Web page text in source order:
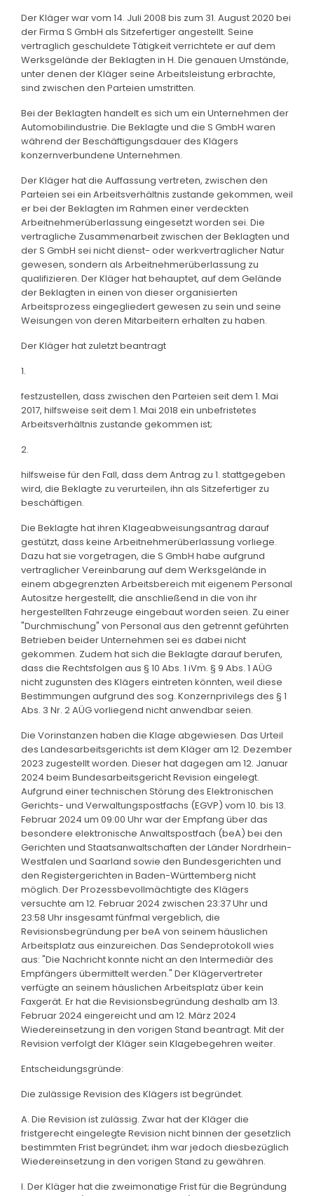
Der Kläger war vom 14. Juli 2008 bis zum 31. August 2020 bei
der Firma S GmbH als Sitzefertiger angestellt. Seine
vertraglich geschuldete Tätigkeit verrichtete er auf dem
Werksgelände der Beklagten in H. Die genauen Umstände,
unter denen der Kläger seine Arbeitsleistung erbrachte,
sind zwischen den Parteien umstritten.
Bei der Beklagten handelt es sich um ein Unternehmen der
Automobilindustrie. Die Beklagte und die S GmbH waren
während der Beschäftigungsdauer des Klägers
konzernverbundene Unternehmen.
Der Kläger hat die Auffassung vertreten, zwischen den
Parteien sei ein Arbeitsverhältnis zustande gekommen, weil
er bei der Beklagten im Rahmen einer verdeckten
Arbeitnehmerüberlassung eingesetzt worden sei. Die
vertragliche Zusammenarbeit zwischen der Beklagten und
der S GmbH sei nicht dienst- oder werkvertraglicher Natur
gewesen, sondern als Arbeitnehmerüberlassung zu
qualifizieren. Der Kläger hat behauptet, auf dem Gelände
der Beklagten in einen von dieser organisierten
Arbeitsprozess eingegliedert gewesen zu sein und seine
Weisungen von deren Mitarbeitern erhalten zu haben.
Der Kläger hat zuletzt beantragt
1.
festzustellen, dass zwischen den Parteien seit dem 1. Mai
2017, hilfsweise seit dem 1. Mai 2018 ein unbefristetes
Arbeitsverhältnis zustande gekommen ist;
2.
hilfsweise für den Fall, dass dem Antrag zu 1. stattgegeben
wird, die Beklagte zu verurteilen, ihn als Sitzefertiger zu
beschäftigen.
Die Beklagte hat ihren Klageabweisungsantrag darauf
gestützt, dass keine Arbeitnehmerüberlassung vorliege.
Dazu hat sie vorgetragen, die S GmbH habe aufgrund
vertraglicher Vereinbarung auf dem Werksgelände in
einem abgegrenzten Arbeitsbereich mit eigenem Personal
Autositze hergestellt, die anschließend in die von ihr
hergestellten Fahrzeuge eingebaut worden seien. Zu einer
"Durchmischung" von Personal aus den getrennt geführten
Betrieben beider Unternehmen sei es dabei nicht
gekommen. Zudem hat sich die Beklagte darauf berufen,
dass die Rechtsfolgen aus § 10 Abs. 1 iVm. § 9 Abs. 1 AÜG
nicht zugunsten des Klägers eintreten könnten, weil diese
Bestimmungen aufgrund des sog. Konzernprivilegs des § 1
Abs. 3 Nr. 2 AÜG vorliegend nicht anwendbar seien.
Die Vorinstanzen haben die Klage abgewiesen. Das Urteil
des Landesarbeitsgerichts ist dem Kläger am 12. Dezember
2023 zugestellt worden. Dieser hat dagegen am 12. Januar
2024 beim Bundesarbeitsgericht Revision eingelegt.
Aufgrund einer technischen Störung des Elektronischen
Gerichts- und Verwaltungspostfachs (EGVP) vom 10. bis 13.
Februar 2024 um 09:00 Uhr war der Empfang über das
besondere elektronische Anwaltspostfach (beA) bei den
Gerichten und Staatsanwaltschaften der Länder Nordrhein-
Westfalen und Saarland sowie den Bundesgerichten und
den Registergerichten in Baden-Württemberg nicht
möglich. Der Prozessbevollmächtigte des Klägers
versuchte am 12. Februar 2024 zwischen 23:37 Uhr und
23:58 Uhr insgesamt fünfmal vergeblich, die
Revisionsbegründung per beA von seinem häuslichen
Arbeitsplatz aus einzureichen. Das Sendeprotokoll wies
aus: "Die Nachricht konnte nicht an den Intermediär des
Empfängers übermittelt werden." Der Klägervertreter
verfügte an seinem häuslichen Arbeitsplatz über kein
Faxgerät. Er hat die Revisionsbegründung deshalb am 13.
Februar 2024 eingereicht und am 12. März 2024
Wiedereinsetzung in den vorigen Stand beantragt. Mit der
Revision verfolgt der Kläger sein Klagebegehren weiter.
Entscheidungsgründe:
Die zulässige Revision des Klägers ist begründet.
A. Die Revision ist zulässig. Zwar hat der Kläger die
fristgerecht eingelegte Revision nicht binnen der gesetzlich
bestimmten Frist begründet; ihm war jedoch diesbezüglich
Wiedereinsetzung in den vorigen Stand zu gewähren.
I. Der Kläger hat die zweimonatige Frist für die Begründung